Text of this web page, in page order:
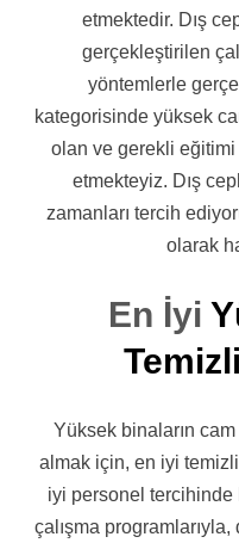
etmektedir. Dış
gerçekleştirilen
yöntemlerle
kategorisinde yüksek
olan ve gerekli
etmekteyiz. Dış
zamanları tercih
olarak
En İyi
Yüksek binaların
almak için, en iyi
iyi personel
çalışma